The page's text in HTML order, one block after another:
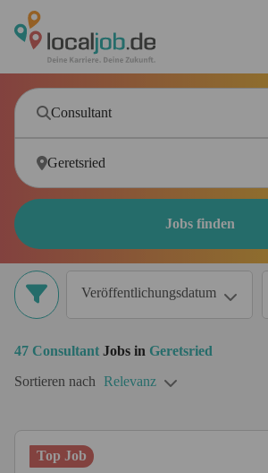
Jobs finden
Veröffentlichungsdatum
47 Consultant Jobs in Geretsried
Sortieren nach Relevanz
Top Job